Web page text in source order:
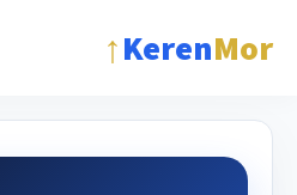
Mor
Keren
↑